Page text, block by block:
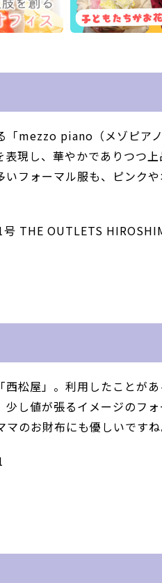
「mezzo piano（メゾピア
現し、華やかでありつつ
フォーマル服も、ピンク
THE OUTLETS
松屋」。利用したことが
し値が張るイメージのフ
のお財布にも優しいですね